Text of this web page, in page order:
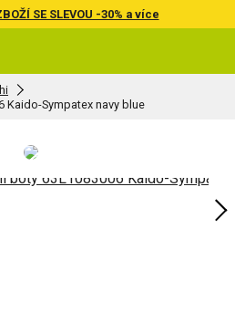
SE SLEVOU -30% a více
Kaido-Sympatex navy blue